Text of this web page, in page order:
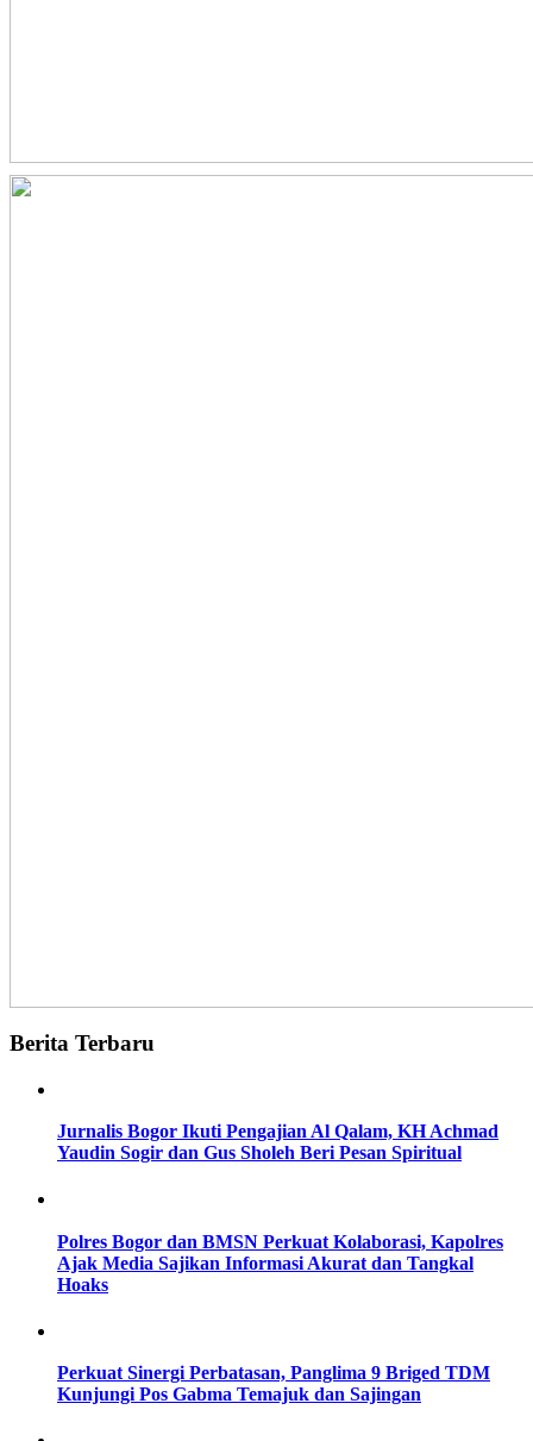
Berita Terbaru
Jurnalis Bogor Ikuti Pengajian Al Qalam, KH Achmad
Yaudin Sogir dan Gus Sholeh Beri Pesan Spiritual
Polres Bogor dan BMSN Perkuat Kolaborasi, Kapolres
Ajak Media Sajikan Informasi Akurat dan Tangkal
Hoaks
Perkuat Sinergi Perbatasan, Panglima 9 Briged TDM
Kunjungi Pos Gabma Temajuk dan Sajingan